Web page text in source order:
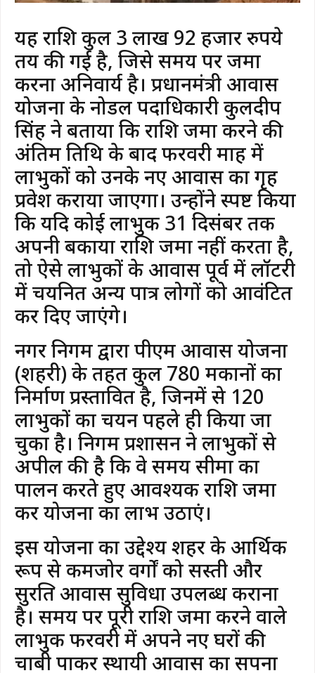
यह राशि कुल 3 लाख 92 हजार रुपये
तय की गई है, जिसे समय पर जमा
करना अनिवार्य है। प्रधानमंत्री आवास
योजना के नोडल पदाधिकारी कुलदीप
सिंह ने बताया कि राशि जमा करने की
अंतिम तिथि के बाद फरवरी माह में
लाभुकों को उनके नए आवास का गृह
प्रवेश कराया जाएगा। उन्होंने स्पष्ट किया
कि यदि कोई लाभुक 31 दिसंबर तक
अपनी बकाया राशि जमा नहीं करता है,
तो ऐसे लाभुकों के आवास पूर्व में लॉटरी
में चयनित अन्य पात्र लोगों को आवंटित
कर दिए जाएंगे।
नगर निगम द्वारा पीएम आवास योजना
(शहरी) के तहत कुल 780 मकानों का
निर्माण प्रस्तावित है, जिनमें से 120
लाभुकों का चयन पहले ही किया जा
चुका है। निगम प्रशासन ने लाभुकों से
अपील की है कि वे समय सीमा का
पालन करते हुए आवश्यक राशि जमा
कर योजना का लाभ उठाएं।
इस योजना का उद्देश्य शहर के आर्थिक
रूप से कमजोर वर्गों को सस्ती और
सुरक्षित आवास सुविधा उपलब्ध कराना
है। समय पर पूरी राशि जमा करने वाले
लाभुक फरवरी में अपने नए घरों की
चाबी पाकर स्थायी आवास का सपना